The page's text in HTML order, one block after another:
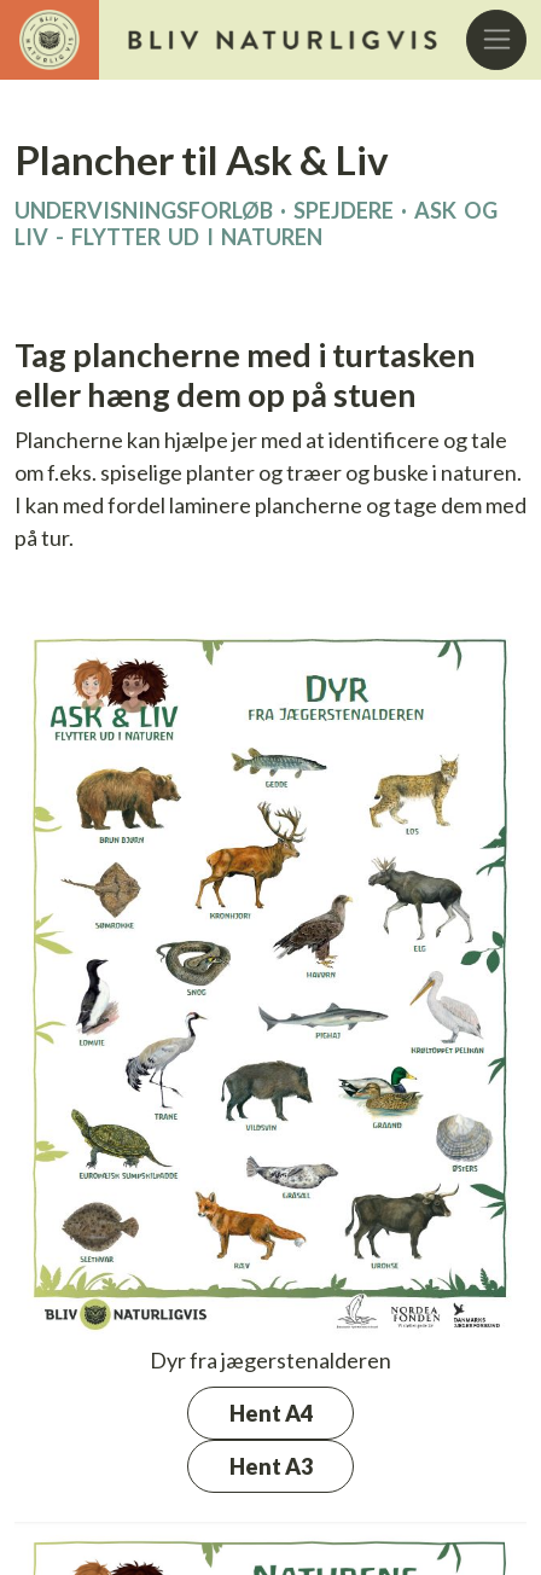
Plancher til Ask & Liv
UNDERVISNINGSFORLØB · SPEJDERE · ASK OG
LIV - FLYTTER UD I NATUREN
Tag plancherne med i turtasken
eller hæng dem op på stuen
Plancherne kan hjælpe jer med at identificere og tale
om f.eks. spiselige planter og træer og buske i naturen.
I kan med fordel laminere plancherne og tage dem med
på tur.
Dyr fra jægerstenalderen
Hent A4
Hent A3